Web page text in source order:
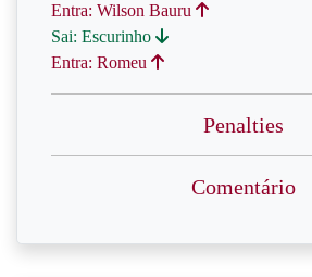
Entra: Wilson Bauru
Sai: Escurinho
Entra: Romeu
Penalties
Comentário